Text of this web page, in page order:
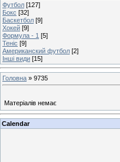
Футбол [127]
Бокс [32]
Баскетбол [9]
Хокей [9]
Формула - 1 [5]
Теніс [9]
Американский футбол [2]
Інші види [15]
Головна » 9735
Матеріалів немає
Calendar